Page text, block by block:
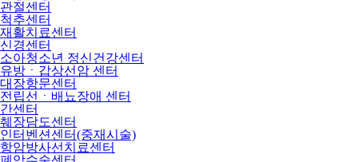
관절센터
척추센터
재활치료센터
신경센터
소아청소년 정신건강센터
유방ㆍ갑상선암 센터
대장항문센터
전립선ㆍ배뇨장애 센터
간센터
췌장담도센터
인터벤션센터(중재시술)
항암방사선치료센터